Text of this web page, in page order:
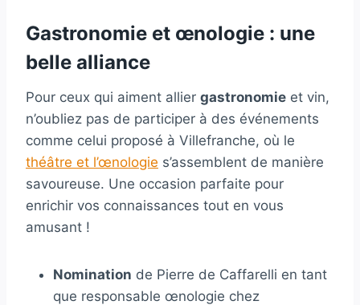
Gastronomie et œnologie : une
belle alliance
Pour ceux qui aiment allier gastronomie et vin,
n’oubliez pas de participer à des événements
comme celui proposé à Villefranche, où le
théâtre et l’œnologie s’assemblent de manière
savoureuse. Une occasion parfaite pour
enrichir vos connaissances tout en vous
amusant !
Nomination de Pierre de Caffarelli en tant
que responsable œnologie chez